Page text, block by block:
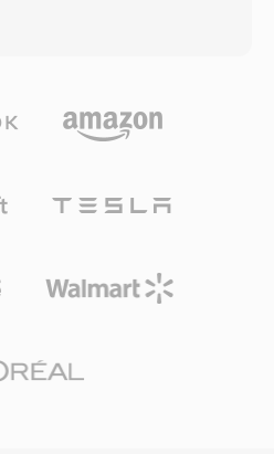
ィアンのシステム間を曖昧
SoXオーディオツールキッ
な変換を可能にしていま
スタリングの全段階を通じ
します。重要な利点の一
であることです — MP3や
みは、Logic Proや
能します。コンテナは最大